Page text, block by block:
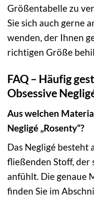
Größentabelle zu
Sie sich auch gerne
wenden, der Ihnen
richtigen Größe
FAQ – Häufig
Obsessive
Aus welchen
Negligé „Rosenty“?
Das Negligé besteht
fließenden Stoff, der
anfühlt. Die genaue
finden Sie im